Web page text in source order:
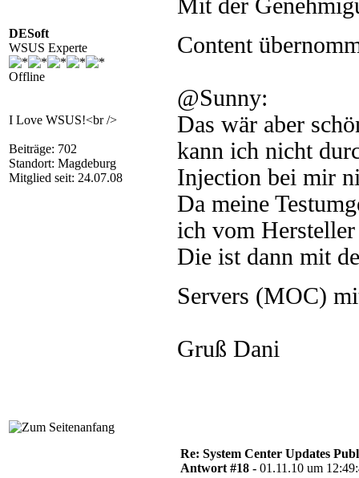
DESoft
WSUS Experte
Offline
I Love WSUS!<br />
Beiträge: 702
Standort: Magdeburg
Mitglied seit: 24.07.08
Mit der
Content
@Sunny:
Das wär aber
kann ich nicht
Injection bei mir
Da meine
ich vom
Die ist dann mit
Servers (MOC)
Gruß Dani
Re: System Center Updates
Antwort #18 - 01.11.10 um